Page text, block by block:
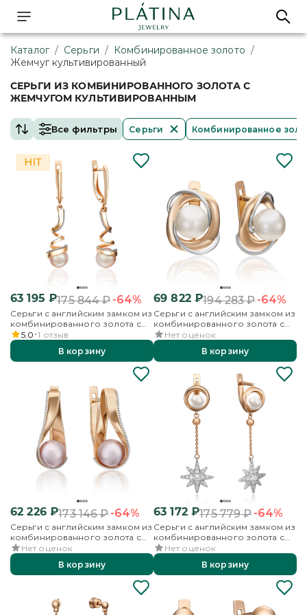
Каталог / Серьги / Комбинированное золото /
Жемчуг культивированный
СЕРЬГИ ИЗ КОМБИНИРОВАННОГО ЗОЛОТА С
ЖЕМЧУГОМ КУЛЬТИВИРОВАННЫМ
Все фильтры Серьги Комбинированное
63 195 ₽175 844₽-64%
Серьги с английским замком из
комбинированного золота с
жемчугом культивированным
5.0 1 отзыв
В корзину
69 822₽194 283₽-64%
Серьги с английским замком из
комбинированного золота с
жемчугом культивированным
Нет оценок
В корзину
62 226₽173 146₽-64%
Серьги с английским замком из
комбинированного золота с
жемчугом культивированным
Нет оценок
В корзину
63 172₽175 779₽-64%
Серьги с английским замком из
комбинированного золота с
жемчугом культивированным и
фианитами
Нет оценок
В корзину